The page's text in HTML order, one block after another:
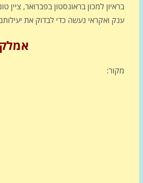
בראיון למכון בראונסטון בפברואר,
ענק ואקראי נעשה כדי לבדוק את
מקור: